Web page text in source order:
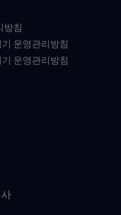
방침
운영관리방침
운영관리방침